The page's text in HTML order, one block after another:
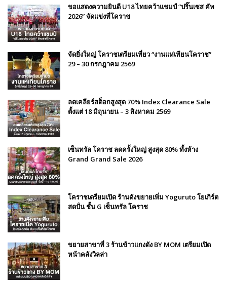
ขอแสดงความยินดี U18 ไทยคว้าแชมป์ “ปริ๊นเซส คัพ
2026” จัดแข่งที่โคราช
จัดยิ่งใหญ่ โคราชเตรียมเที่ยว “งานแห่เทียนโคราช”
29 – 30 กรกฎาคม 2569
ลดเคลียร์สต็อกสูงสุด 70% Index Clearance Sale
ตั้งแต่ 18 มิถุนายน – 3 สิงหาคม 2569
เซ็นทรัล โคราช ลดครั้งใหญ่ สูงสุด 80% ทั้งห้าง
Grand Grand Sale 2026
โคราชเตรียมเปิด ร้านดังขยายเพิ่ม Yoguruto โยเกิร์ต
สดปั่น ชั้น G เซ็นทรัล โคราช
ขยายสาขาที่ 3 ร้านข้าวแกงดัง BY MOM เตรียมเปิด
หน้าคลังวิลล่า